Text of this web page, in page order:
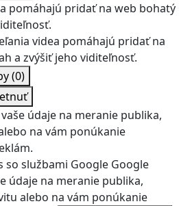
pomáhajú pridať na web bohatý
videa pomáhajú pridať na
a zvýšiť jeho viditeľnosť.
(0)
údaje na meranie publika,
na vám ponúkanie
so službami Google Google
údaje na meranie publika,
alebo na vám ponúkanie